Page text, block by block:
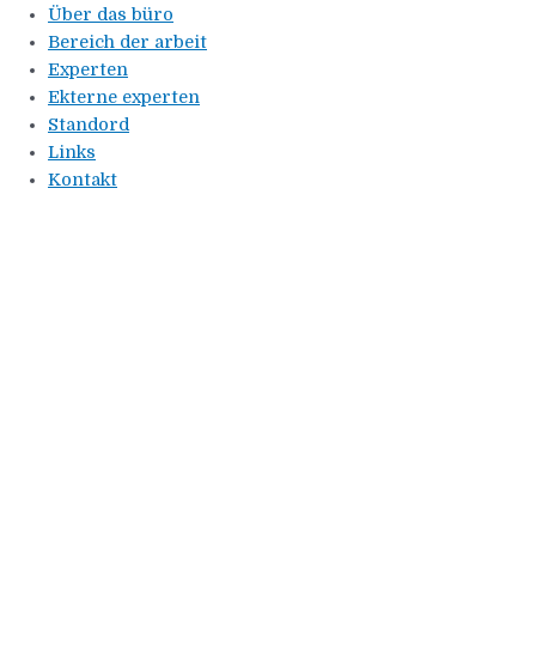
Über das büro
Bereich der arbeit
Experten
Ekterne experten
Standord
Links
Kontakt